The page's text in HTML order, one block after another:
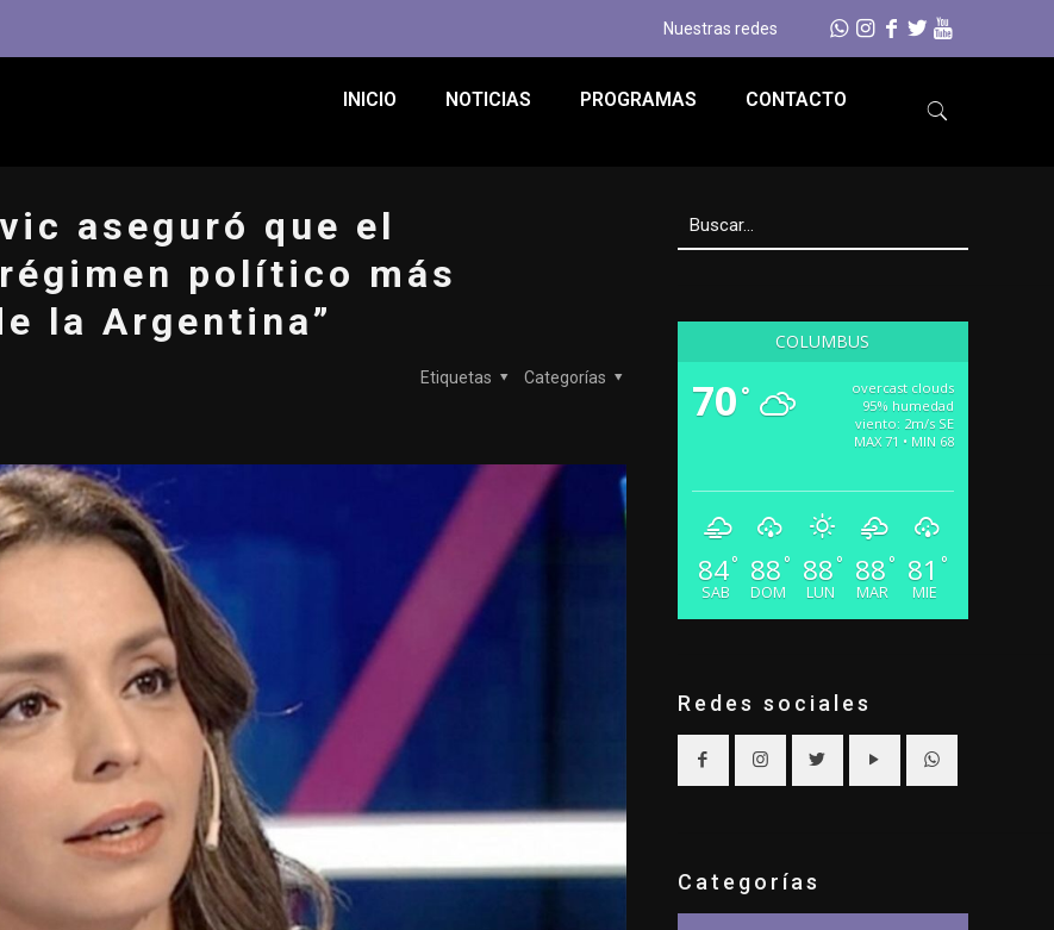
Nuestras redes
INICIO NOTICIAS PROGRAMAS CONTACTO
aseguró que el
político más
la Argentina”
Categorías
Etiquetas
COLUMBUS
70 °
overcast clouds
95% humedad
viento: 2m/s SE
MAX 71 • MIN 68
84°
SAB
88 °
DOM
88 °
LUN
88 °
MAR
81 °
MIE
Redes sociales
Categorías